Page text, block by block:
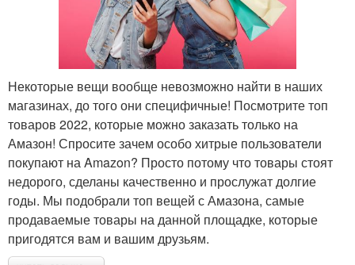
Некоторые вещи вообще невозможно найти в наших
магазинах, до того они специфичные! Посмотрите топ
товаров 2022, которые можно заказать только на
Амазон! Спросите зачем особо хитрые пользователи
покупают на Amazon? Просто потому что товары стоят
недорого, сделаны качественно и прослужат долгие
годы. Мы подобрали топ вещей с Амазона, самые
продаваемые товары на данной площадке, которые
пригодятся вам и вашим друзьям.